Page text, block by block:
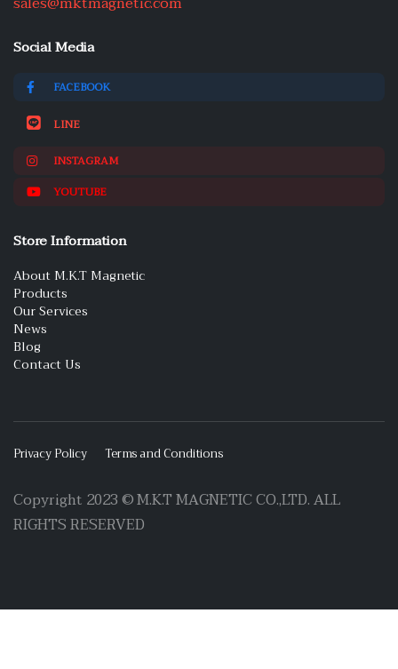
Social Media
FACEBOOK
LINE
INSTAGRAM
YOUTUBE
Store Information
About M.K.T Magnetic
Products
Our Services
News
Blog
Contact Us
Privacy Policy Terms and Conditions
Copyright 2023 © M.K.T MAGNETIC CO.,LTD. ALL
RIGHTS RESERVED